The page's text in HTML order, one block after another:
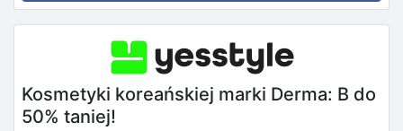
Kosmetyki koreańskiej marki Derma: B do
50% taniej!